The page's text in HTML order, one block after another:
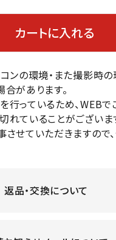
カートに入れる
ンの環境・また撮影時
があります。
っているため、WEBで
れていることがございま
させていただきますので
返品・交換について